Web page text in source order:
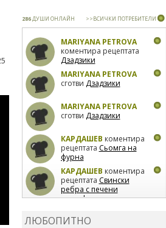
286ДУШИ ОНЛАЙН >>ВСИЧКИ ПОТРЕБИТЕЛИ
MARIYANA PETROVA
коментира рецептата
Дзадзики
MARIYANA PETROVA
сготви Дзадзики
MARIYANA PETROVA
сготви Дзадзики
КАРДАШЕВ коментира
рецептата Сьомга на
фурна
КАРДАШЕВ коментира
рецептата Свински
ребра с печени
картофи
лимон
ЛЮБОПИТНО